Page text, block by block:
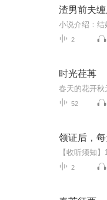
渣男前夫
2
时光荏苒
52
领证后，
2